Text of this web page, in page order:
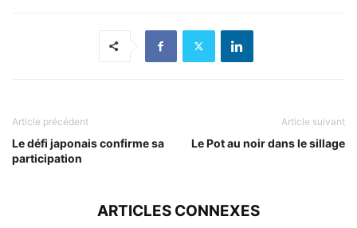
Article précédent
Le défi japonais confirme sa
participation
Article suivant
Le Pot au noir dans le sillage
ARTICLES CONNEXES